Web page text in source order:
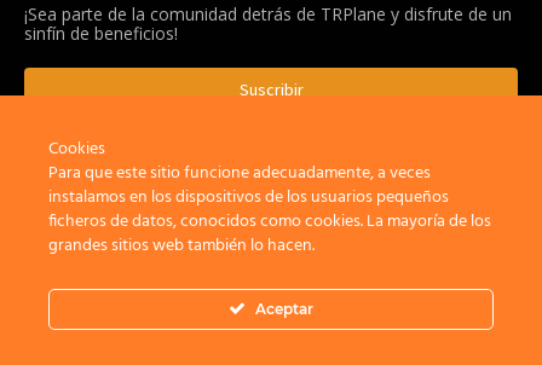
¡Sea parte de la comunidad detrás de TRPlane y disfrute de un
sinfín de beneficios!
Suscribir
Privacidad Aviso Legal Política de cookies
Cookies
Para que este sitio funcione adecuadamente, a veces
instalamos en los dispositivos de los usuarios pequeños
ficheros de datos, conocidos como cookies. La mayoría de los
grandes sitios web también lo hacen.
Aceptar